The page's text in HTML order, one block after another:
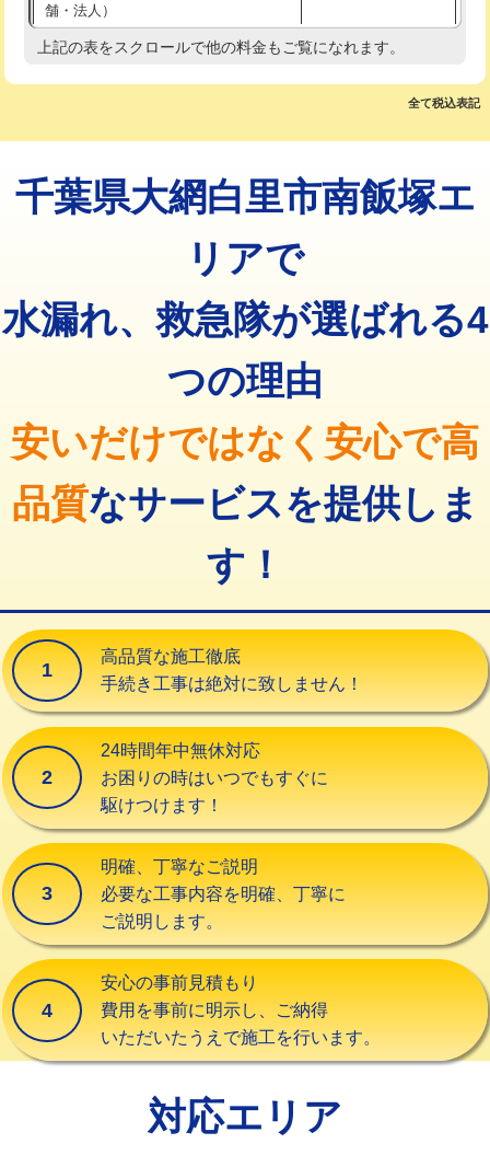
排水管工事（追加 排水管工事/3ｍ超
え）
マス交換（土の掘削・埋め戻し作業） 11,000円~
マス交換（深さ50㎝以上） 66,000円
コンクリート斫り（厚さ10㎝超え）
モルタル補修（厚さ10㎝まで） 27,500円
16,500円
廃棄・処分 現場見積
舗・法人）
高度高圧洗浄換 現地調査
トーラー機使用/3mまで 33,000円
追加トーラー機使用/3m超え +3,300円
止水・漏水調査・防水処理・清掃・修
11,000円
止水・漏水調査・防水処理・清掃・修
22,000円
止水・漏水調査・防水処理・清掃・修
理・調整・分解・加工など（重作業）
33,000円
その他部品の脱着 8,800円～
交換・取付(単水栓（壁付・デッキ
式）)
13,200円+材料費
交換・取付(混合水栓（壁付・デッキ
式・ワンホール）)
16,500円+材料費
交換・取付(排水栓・排水トラップ
（P/S/ポップアップ））
交換・取付（その他部品）
持込商品取付（単水栓）
持込商品取付（混合水栓） 16,500円
持込商品取付（浄水器・分岐水栓） 16,500円
給水管工事※（ホール加工)
給水管工事※（バンド止め) 3,300円
給水管工事※（保温材使用（バンド止
5,500円
上記の表をスクロールで他の料金もご覧になれます。
全て税込表記
千葉県大網白里市南飯塚エ
リアで
水漏れ、救急隊が選ばれる4
つの理由
安いだけではなく安心で高
品質なサービスを提供しま
す！
1
高品質な施工徹底
手続き工事は絶対に致しません！
2
24時間年中無休対応
お困りの時はいつでもすぐに
駆けつけます！
3
明確、丁寧なご説明
必要な工事内容を明確、丁寧に
ご説明します。
4
安心の事前見積もり
費用を事前に明示し、ご納得
いただいたうえで施工を行います。
対応エリア